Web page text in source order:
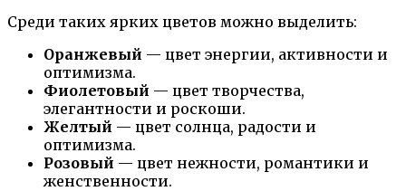
Среди таких ярких цветов можно выделить:
Оранжевый — цвет энергии, активности и
оптимизма.
Фиолетовый — цвет творчества,
элегантности и роскоши.
Желтый — цвет солнца, радости и
оптимизма.
Розовый — цвет нежности, романтики и
женственности.